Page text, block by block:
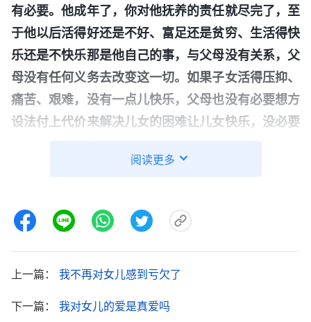
有必要。他成年了，你对他抚养的责任就尽完了，至
于他以后活得好还是不好、富足还是贫穷、生活得快
乐还是不快乐那是他自己的事，与父母没有关系，父
母没有任何义务去改变这一切。如果子女活得压抑、
痛苦、艰难，没有一点儿快乐，父母也没有必要想方
设法付上代价来解决儿女的困难让儿女快乐，没必要
问他为什么不快乐，在道理上、思想上帮助他疏通疏
责任就可以了，到此为止。他愿意受苦那是他自己的
事，你没必要为此而忧心、难过甚至吃不下饭、睡不
着觉，这都是多余的。因为什么？因为他是成年人
了，成年人就应该面对成年人的问题，也应该学习处
理自己生活中所临到的每一件事，不应该什么事都依
阅读更多
上一篇： 我不再对女儿感到亏欠了
下一篇： 我对女儿的爱是真爱吗